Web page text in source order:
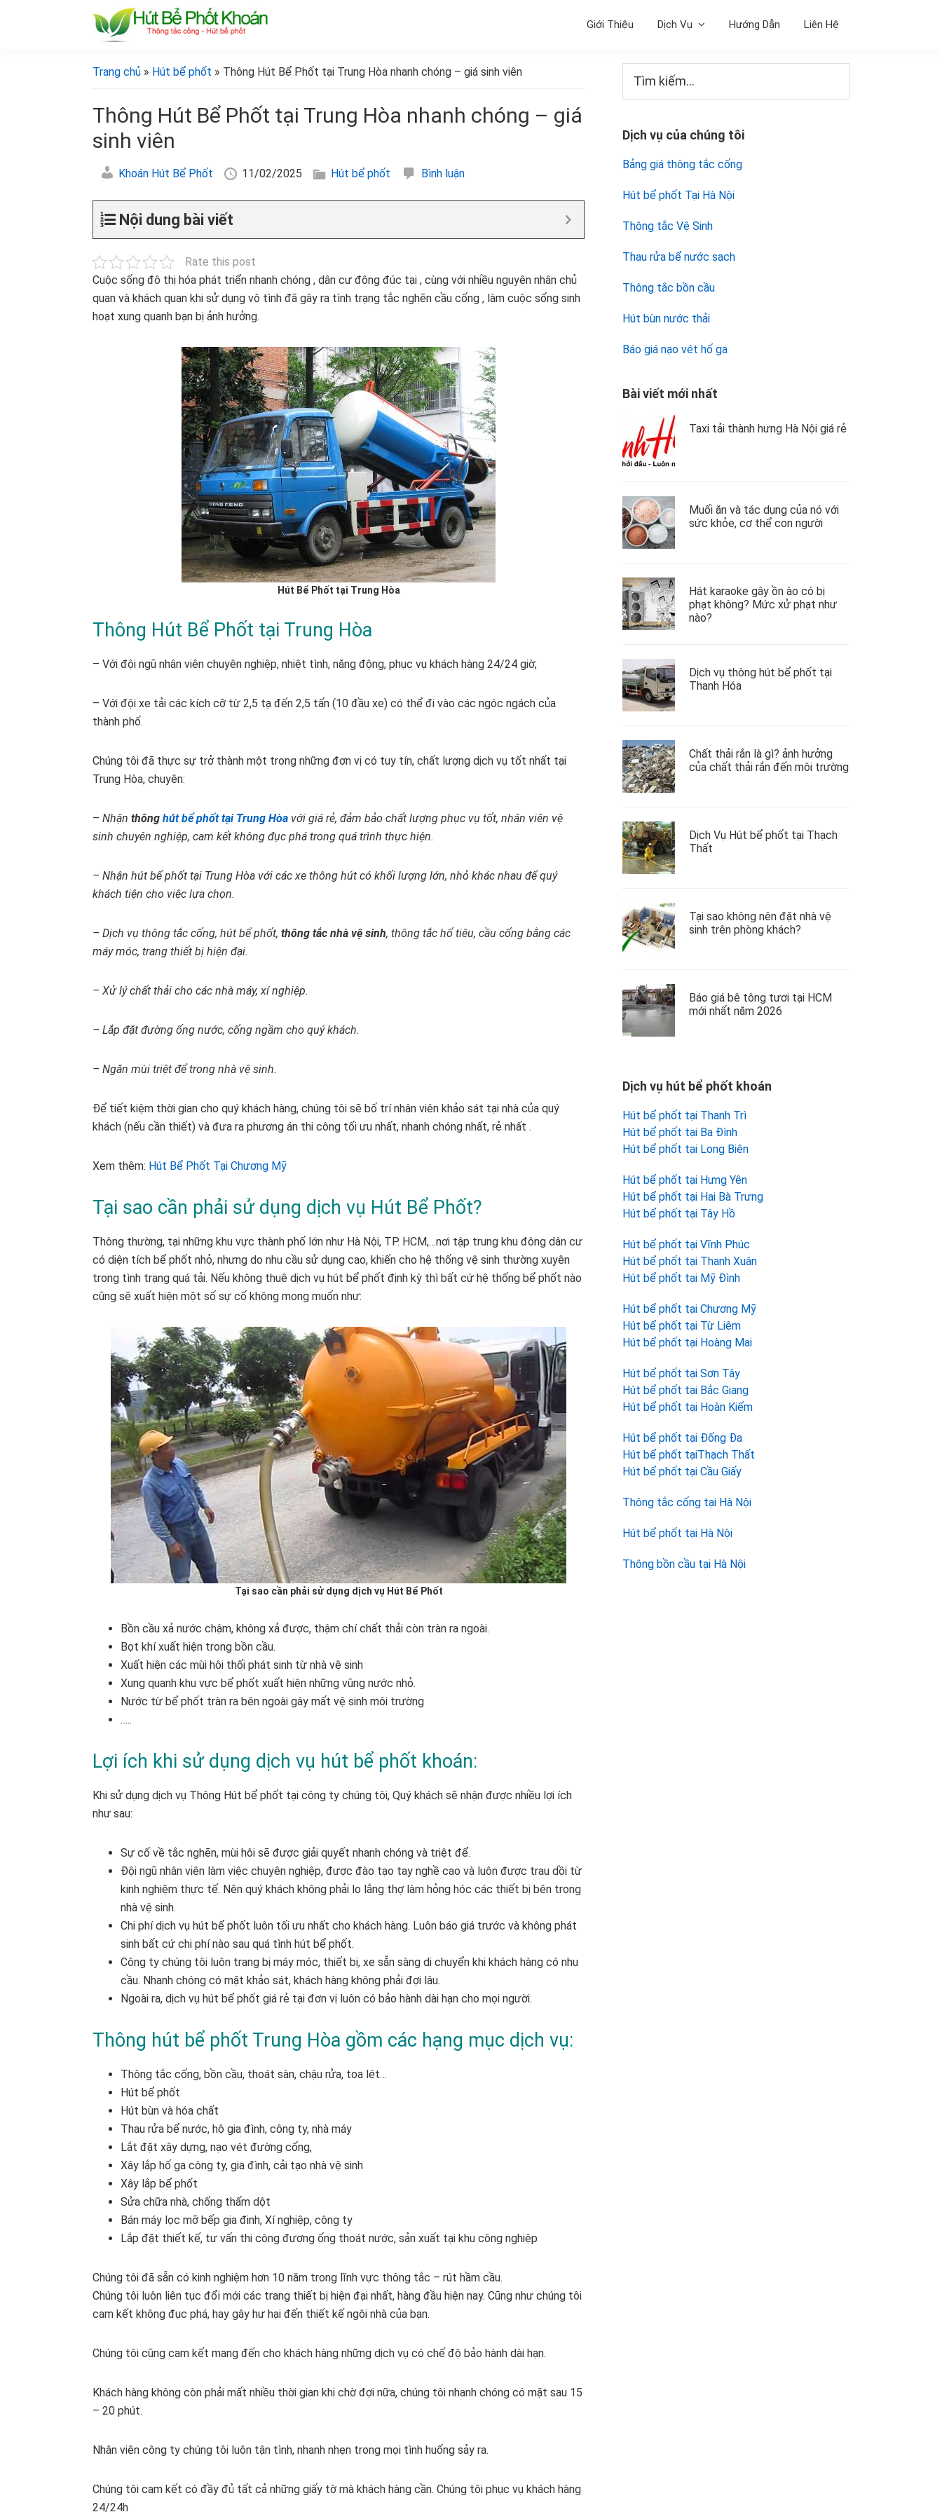
bể
phốt
bể
khoán]
Giới Thiệu Dịch Vụ Hướng Dẫn Liên Hệ
Trang chủ » Hút bể phốt » Thông Hút Bể Phốt tại Trung Hòa nhanh chóng – giá sinh viên
Thông Hút Bể Phốt tại Trung Hòa nhanh chóng – giá
sinh viên
Khoán Hút Bể Phốt 11/02/2025 Hút bể phốt Bình luận
Nội dung bài viết
Rate this post
Cuộc sống đô thị hóa phát triển nhanh chóng , dân cư đông đúc tại , cùng với nhiều nguyên nhân chủ
quan và khách quan khi sử dụng vô tình đã gây ra tình trạng tắc nghẽn cầu cống , làm cuộc sống sinh
hoạt xung quanh bạn bị ảnh hưởng.
Hút Bể Phốt tại Trung Hòa
Thông Hút Bể Phốt tại Trung Hòa
– Với đội ngũ nhân viên chuyên nghiệp, nhiệt tình, năng động, phục vụ khách hàng 24/24 giờ;
– Với đội xe tải các kích cỡ từ 2,5 tạ đến 2,5 tấn (10 đầu xe) có thể đi vào các ngóc ngách của
thành phố.
Chúng tôi đã thực sự trở thành một trong những đơn vị có tuy tín, chất lượng dịch vụ tốt nhất tại
Trung Hòa, chuyên:
– Nhận thông hút bể phốt tại Trung Hòa với giá rẻ, đảm bảo chất lượng phục vụ tốt, nhân viên vệ
sinh chuyên nghiệp, cam kết không đục phá trong quá trình thực hiện.
– Nhận hút bể phốt tại Trung Hòa với các xe thông hút có khối lượng lớn, nhỏ khác nhau để quý
khách tiện cho việc lựa chọn.
– Dịch vụ thông tắc cống, hút bể phốt, thông tắc nhà vệ sinh, thông tắc hố tiêu, cầu cống bằng các
máy móc, trang thiết bị hiện đại.
– Xử lý chất thải cho các nhà máy, xí nghiệp.
– Lắp đặt đường ống nước, cống ngầm cho quý khách.
– Ngăn mùi triệt để trong nhà vệ sinh.
Để tiết kiệm thời gian cho quý khách hàng, chúng tôi sẽ bố trí nhân viên khảo sát tại nhà của quý
khách (nếu cần thiết) và đưa ra phương án thi công tối ưu nhất, nhanh chóng nhất, rẻ nhất .
Xem thêm: Hút Bể Phốt Tại Chương Mỹ
Tại sao cần phải sử dụng dịch vụ Hút Bể Phốt?
Thông thường, tại những khu vực thành phố lớn như Hà Nội, TP. HCM,…nơi tập trung khu đông dân cư
có diện tích bể phốt nhỏ, nhưng do nhu cầu sử dụng cao, khiến cho hệ thống vệ sinh thường xuyên
trong tình trạng quá tải. Nếu không thuê dịch vụ hút bể phốt định kỳ thì bất cứ hệ thống bể phốt nào
cũng sẽ xuất hiện một số sự cố không mong muốn như:
Tại sao cần phải sử dụng dịch vụ Hút Bể Phốt
Bồn cầu xả nước chậm, không xả được, thậm chí chất thải còn tràn ra ngoài.
Bọt khí xuất hiện trong bồn cầu.
Xuất hiện các mùi hôi thối phát sinh từ nhà vệ sinh
Xung quanh khu vực bể phốt xuất hiện những vũng nước nhỏ.
Nước từ bể phốt tràn ra bên ngoài gây mất vệ sinh môi trường
…..
Lợi ích khi sử dụng dịch vụ hút bể phốt khoán:
Khi sử dụng dịch vụ Thông Hút bể phốt tại công ty chúng tôi, Quý khách sẽ nhận được nhiều lợi ích
như sau:
Sự cố về tắc nghẽn, mùi hôi sẽ được giải quyết nhanh chóng và triệt để.
Đội ngũ nhân viên làm việc chuyên nghiệp, được đào tạo tay nghề cao và luôn được trau dồi từ
kinh nghiệm thực tế. Nên quý khách không phải lo lắng thợ làm hỏng hóc các thiết bị bên trong
nhà vệ sinh.
Chi phí dịch vụ hút bể phốt luôn tối ưu nhất cho khách hàng. Luôn báo giá trước và không phát
sinh bất cứ chi phí nào sau quá tình hút bể phốt.
Công ty chúng tôi luôn trang bị máy móc, thiết bị, xe sẵn sàng di chuyển khi khách hàng có nhu
cầu. Nhanh chóng có mặt khảo sát, khách hàng không phải đợi lâu.
Ngoài ra, dịch vụ hút bể phốt giá rẻ tại đơn vị luôn có bảo hành dài hạn cho mọi người.
Thông hút bể phốt Trung Hòa gồm các hạng mục dịch vụ:
Thông tắc cống, bồn cầu, thoát sàn, chậu rửa, toa lét…
Hút bể phốt
Hút bùn và hóa chất
Thau rửa bể nước, hộ gia đình, công ty, nhà máy
Lắt đặt xây dựng, nạo vét đường cống,
Xây lắp hố ga công ty, gia đình, cải tạo nhà vệ sinh
Xây lắp bể phốt
Sửa chữa nhà, chống thấm dột
Bán máy lọc mỡ bếp gia đinh, Xí nghiệp, công ty
Lắp đặt thiết kế, tư vấn thi công đương ống thoát nước, sản xuất tại khu công nghiệp
Chúng tôi đã sẵn có kinh nghiệm hơn 10 năm trong lĩnh vực thông tắc – rút hầm cầu.
Chúng tôi luôn liên tục đổi mới các trang thiết bị hiện đại nhất, hàng đầu hiện nay. Cũng như chúng tôi
cam kết không đục phá, hay gây hư hại đến thiết kế ngôi nhà của bạn.
Chúng tôi cũng cam kết mang đến cho khách hàng những dịch vụ có chế độ bảo hành dài hạn.
Khách hàng không còn phải mất nhiều thời gian khi chờ đợi nữa, chúng tôi nhanh chóng có mặt sau 15
– 20 phút.
Nhân viên công ty chúng tôi luôn tận tình, nhanh nhẹn trong mọi tình huống sảy ra.
Chúng tôi cam kết có đầy đủ tất cả những giấy tờ mà khách hàng cần. Chúng tôi phục vụ khách hàng
24/24h
Sidebar
chính
kiếm...
Dịch vụ của chúng tôi
Bảng giá thông tắc cống
Hút bể phốt Tại Hà Nội
Thông tắc Vệ Sinh
Thau rửa bể nước sạch
Thông tắc bồn cầu
Hút bùn nước thải
Báo giá nạo vét hố ga
Bài viết mới nhất
Taxi tải thành hưng Hà Nội giá rẻ
Muối ăn và tác dụng của nó với
sức khỏe, cơ thể con người
Hát karaoke gây ồn ào có bị
phạt không? Mức xử phạt như
nào?
Dịch vụ thông hút bể phốt tại
Thanh Hóa
Chất thải rắn là gì? ảnh hưởng
của chất thải rắn đến môi trường
Dịch Vụ Hút bể phốt tại Thạch
Thất
Tại sao không nên đặt nhà vệ
sinh trên phòng khách?
Báo giá bê tông tươi tại HCM
mới nhất năm 2026
Dịch vụ hút bể phốt khoán
Hút bể phốt tại Thanh Trì
Hút bể phốt tại Ba Đình
Hút bể phốt tại Long Biên
Hút bể phốt tại Hưng Yên
Hút bể phốt tại Hai Bà Trưng
Hút bể phốt tại Tây Hồ
Hút bể phốt tại Vĩnh Phúc
Hút bể phốt tại Thanh Xuân
Hút bể phốt tại Mỹ Đình
Hút bể phốt tại Chương Mỹ
Hút bể phốt tại Từ Liêm
Hút bể phốt tại Hoàng Mai
Hút bể phốt tại Sơn Tây
Hút bể phốt tại Bắc Giang
Hút bể phốt tại Hoàn Kiếm
Hút bể phốt tại Đống Đa
Hút bể phốt tạiThạch Thất
Hút bể phốt tại Cầu Giấy
Thông tắc cống tại Hà Nội
Hút bể phốt tại Hà Nội
Thông bồn cầu tại Hà Nội